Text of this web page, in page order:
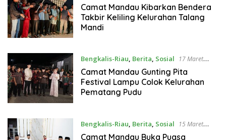
2026
Camat Mandau Kibarkan Bendera
Takbir Keliling Kelurahan Talang
Mandi
Bengkalis-Riau, Berita, Sosial
17 Maret
2026
Camat Mandau Gunting Pita
Festival Lampu Colok Kelurahan
Pematang Pudu
Bengkalis-Riau, Berita, Sosial
15 Maret
2026
Camat Mandau Buka Puasa